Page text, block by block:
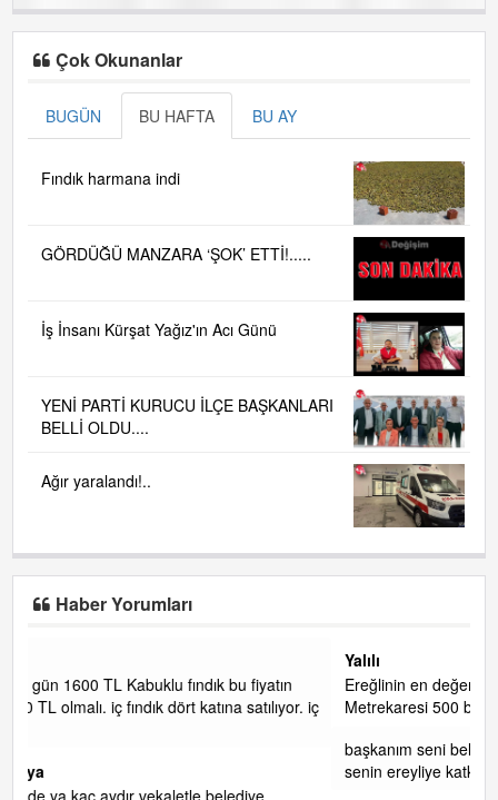
Çok Okunanlar
BUGÜN BU HAFTA BU AY
Fındık harmana indi
GÖRDÜĞÜ MANZARA ‘ŞOK’ ETTİ!.....
İş İnsanı Kürşat Yağız'ın Acı Günü
YENİ PARTİ KURUCU İLÇE BAŞKANLARI
BELLİ OLDU....
Ağır yaralandı!..
Haber Yorumları
iç
Ereğlinin en değerli en gözde yeri yalı caddesi ve çevresidir.
Metrekaresi 500 bin liraya alamazsın.
başkanım seni belediye başkanlığında da görmek isteriz
senin ereyliye katkın çok oldu daha da olacaktır